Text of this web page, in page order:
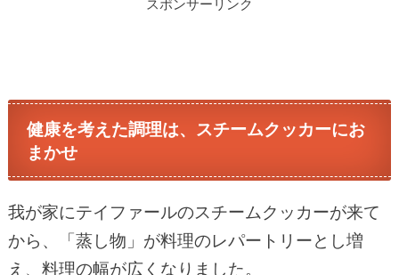
スポンサーリンク
健康を考えた調理は、スチームクッカーにお
まかせ
我が家にテイファールのスチームクッカーが来て
から、「蒸し物」が料理のレパートリーとし増
え、料理の幅が広くなりました。